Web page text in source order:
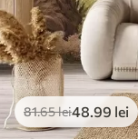
81.65lei48 .99 lei